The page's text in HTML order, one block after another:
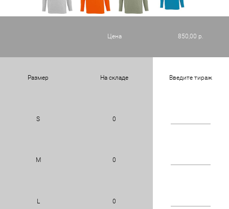
Цена 850,00 р.
Размер На складе Введите тираж
S 0
M 0
L 0